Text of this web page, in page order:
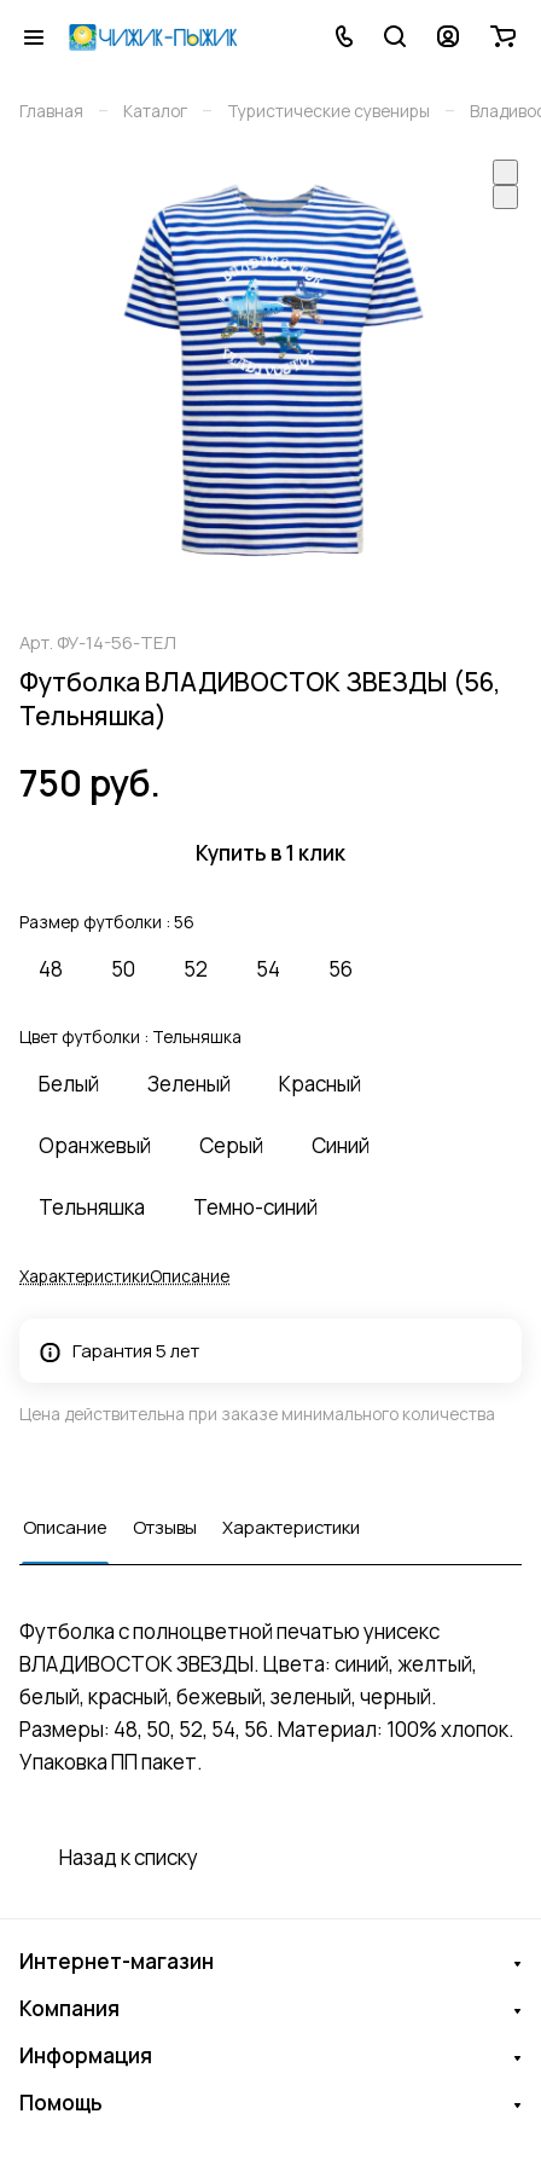
Главная – Каталог – Туристические сувениры –
Арт. ФУ-14-56-ТЕЛ
Футболка ВЛАДИВОСТОК ЗВЕЗДЫ (56,
Тельняшка)
750 руб.
Купить в 1 клик
Размер футболки : 56
48 50 52 54 56
Цвет футболки : Тельняшка
Белый Зеленый Красный
Оранжевый Серый Синий
Тельняшка Темно-синий
ХарактеристикиОписание
Гарантия 5 лет
Цена действительна при заказе минимального количества
Описание Отзывы Характеристики
Футболка с полноцветной печатью унисекс
ВЛАДИВОСТОК ЗВЕЗДЫ. Цвета: синий, желтый,
белый, красный, бежевый, зеленый, черный.
Размеры: 48, 50, 52, 54, 56. Материал: 100% хлопок.
Упаковка ПП пакет.
Назад к списку
Интернет-магазин
Компания
Информация
Помощь